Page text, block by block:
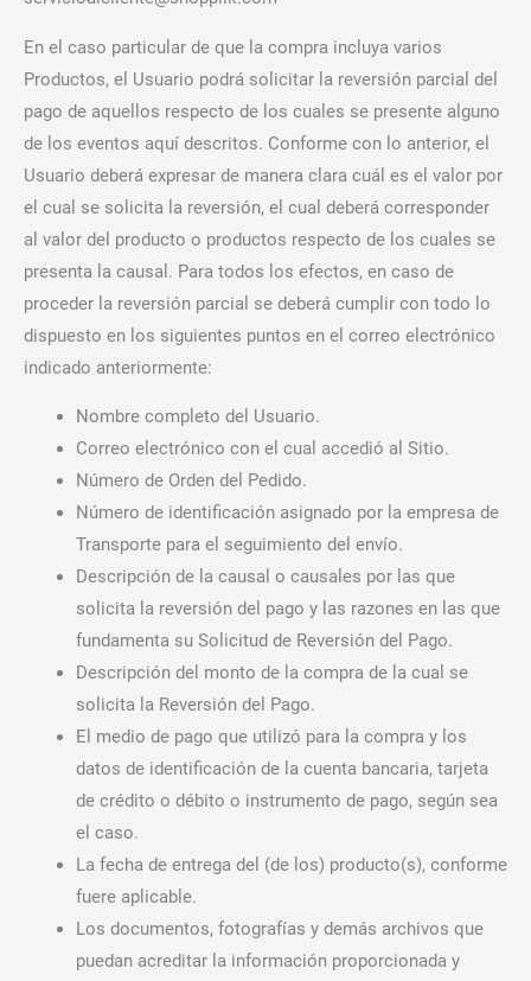
En el caso particular de que la compra incluya varios
Productos, el Usuario podrá solicitar la reversión parcial del
pago de aquellos respecto de los cuales se presente alguno
de los eventos aquí descritos. Conforme con lo anterior, el
Usuario deberá expresar de manera clara cuál es el valor por
el cual se solicita la reversión, el cual deberá corresponder
al valor del producto o productos respecto de los cuales se
presenta la causal. Para todos los efectos, en caso de
proceder la reversión parcial se deberá cumplir con todo lo
dispuesto en los siguientes puntos en el correo electrónico
indicado anteriormente:
Nombre completo del Usuario.
Correo electrónico con el cual accedió al Sitio.
Número de Orden del Pedido.
Número de identificación asignado por la empresa de
Transporte para el seguimiento del envío.
Descripción de la causal o causales por las que
solicita la reversión del pago y las razones en las que
fundamenta su Solicitud de Reversión del Pago.
Descripción del monto de la compra de la cual se
solicita la Reversión del Pago.
El medio de pago que utilizó para la compra y los
datos de identificación de la cuenta bancaria, tarjeta
de crédito o débito o instrumento de pago, según sea
el caso.
La fecha de entrega del (de los) producto(s), conforme
fuere aplicable.
Los documentos, fotografías y demás archivos que
puedan acreditar la información proporcionada y